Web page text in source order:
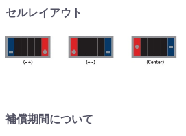
セルレイアウト
補償期間について